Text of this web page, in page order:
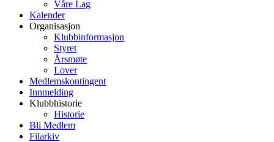
Våre Lag
Kalender
Organisasjon
Klubbinformasjon
Styret
Årsmøte
Lover
Medlemskontingent
Innmelding
Klubbhistorie
Historie
Bli Medlem
Filarkiv